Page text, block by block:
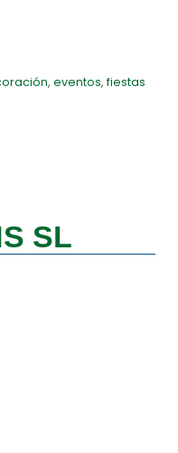
, eventos, fiestas
SL